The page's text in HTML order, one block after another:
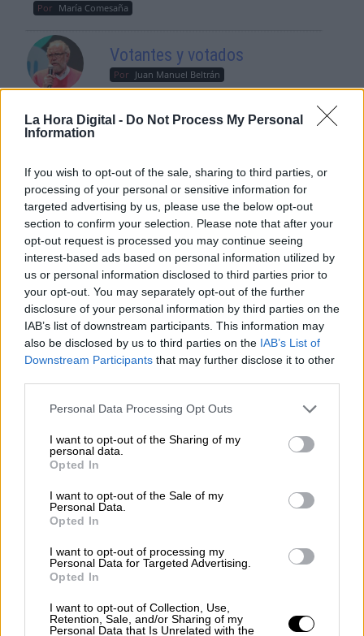
La Hora Digital - Do Not Process My Personal
Information
If you wish to opt-out of the sale, sharing to third parties, or
processing of your personal or sensitive information for
targeted advertising by us, please use the below opt-out
section to confirm your selection. Please note that after your
opt-out request is processed you may continue seeing
interest-based ads based on personal information utilized by
us or personal information disclosed to third parties prior to
your opt-out. You may separately opt-out of the further
disclosure of your personal information by third parties on the
IAB’s list of downstream participants. This information may
also be disclosed by us to third parties on the IAB’s List of
Downstream Participants that may further disclose it to other
Personal Data Processing Opt Outs
I want to opt-out of the Sharing of my
personal data.
Opted In
I want to opt-out of the Sale of my
Personal Data.
Opted In
I want to opt-out of processing my
Personal Data for Targeted Advertising.
Opted In
I want to opt-out of Collection, Use,
Retention, Sale, and/or Sharing of my
Personal Data that Is Unrelated with the
Por María Comesaña
Votantes y votados
Por Juan Manuel Beltrán
El Conflicto de Oriente Medio:
Un Nuevo Orden Autoritario
Por Álvaro Frutos Rosado y Gabinete
Geopolítica de Crisis
Reconquista leonesa
Por Carlos Miranda
Clara Campoamor: Mi sueño,
mi pesadilla
Por María Pérez Herrero
Los cines del centro comercial El
Ferial abren de nuevo sus puertas
despúes de 11 años